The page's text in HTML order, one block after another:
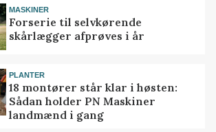
MASKINER
Forserie til selvkørende
skårlægger afprøves i år
PLANTER
18 montører står klar i høsten:
Sådan holder PN Maskiner
landmænd i gang